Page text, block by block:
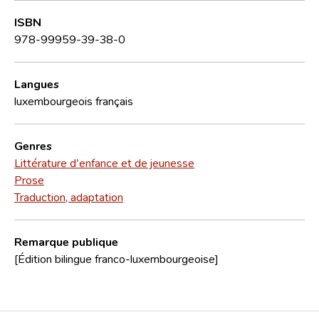
ISBN
978-99959-39-38-0
Langues
luxembourgeois français
Genres
Littérature d'enfance et de jeunesse
Prose
Traduction, adaptation
Remarque publique
[Édition bilingue franco-luxembourgeoise]